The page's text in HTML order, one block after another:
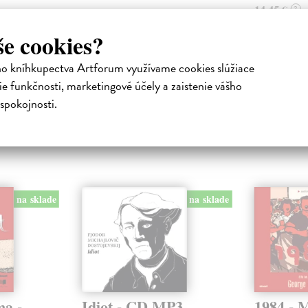
cookies?
kníhkupectva Artforum využívame cookies slúžiace
funkčnosti, marketingové účely a zaistenie vášho
14,45 € ?
s podobným vkusom si kúpili
na sklade na sklade